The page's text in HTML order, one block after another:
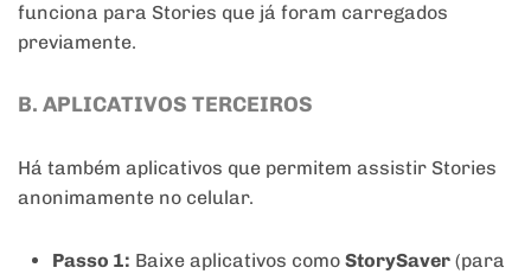
funciona para Stories que já foram carregados
previamente.
B. APLICATIVOS TERCEIROS
Há também aplicativos que permitem assistir Stories
anonimamente no celular.
Passo 1: Baixe aplicativos como StorySaver(para